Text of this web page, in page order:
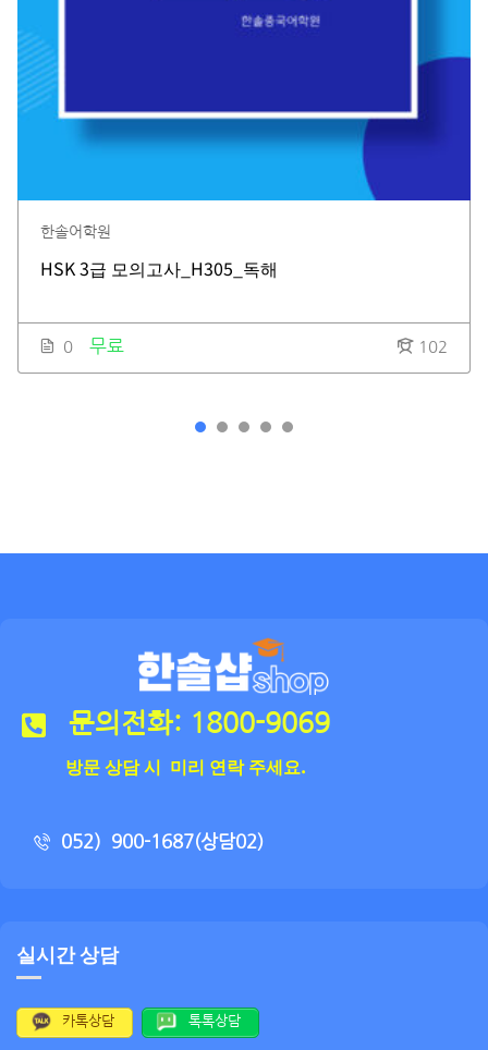
한솔어학원
HSK 3급 모의고사_H305_독해
0 102
무료
문의전화: 1800-9069
방문 상담 시 미리 연락 주세요.
052）900-1687(상담02)
실시간 상담
카톡상담 톡톡상담